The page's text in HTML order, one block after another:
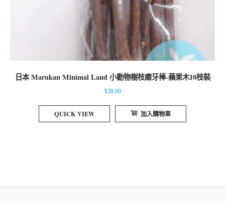
日本 Marukan Minimal Land 小動物樹枝磨牙棒-蘋果木10枝裝
$38.00
QUICK VIEW 加入購物車